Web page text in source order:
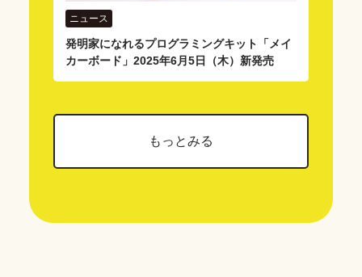
ニュース
発明家になれるプログラミングキット「メイ
カーボード」2025年6月5日（木）新発売
もっとみる